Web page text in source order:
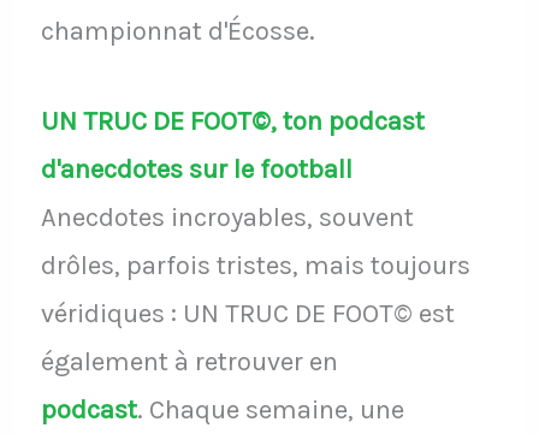
championnat d'Écosse.
UN TRUC DE FOOT©, ton podcast
d'anecdotes sur le football
Anecdotes incroyables, souvent
drôles, parfois tristes, mais toujours
véridiques : UN TRUC DE FOOT© est
également à retrouver en
podcast. Chaque semaine, une